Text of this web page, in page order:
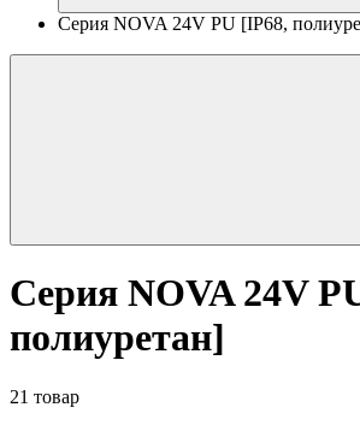
Серия NOVA 24V PU [IP68,
Серия NOVA 24V
полиуретан]
21 товар